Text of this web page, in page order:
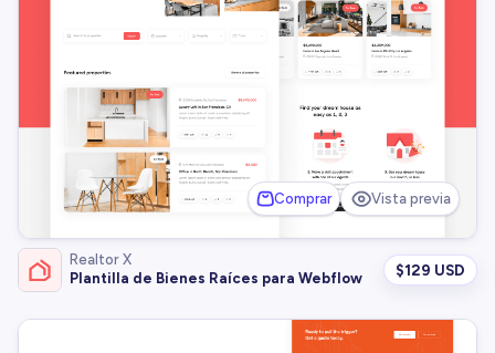
Comprar Vista previa
Realtor X
Plantilla de Bienes Raíces para Webflow
$129 USD